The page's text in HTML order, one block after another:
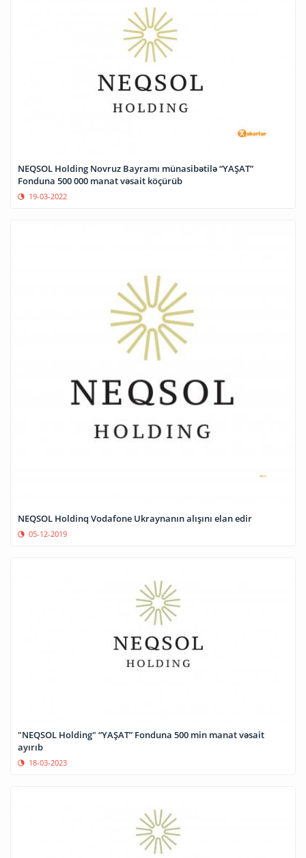
NEQSOL Holding Novruz Bayramı münasibətilə “YAŞAT”
Fonduna 500 000 manat vəsait köçürüb
19-03-2022
NEQSOL Holdinq Vodafone Ukraynanın alışını elan edir
05-12-2019
"NEQSOL Holding" “YAŞAT” Fonduna 500 min manat vəsait
ayırıb
18-03-2023